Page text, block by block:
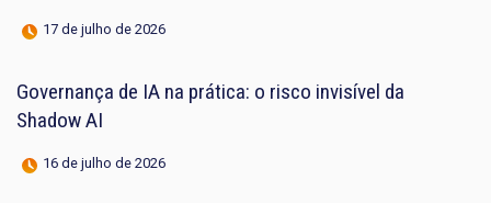
17 de julho de 2026
Governança de IA na prática: o risco invisível da
Shadow AI
16 de julho de 2026